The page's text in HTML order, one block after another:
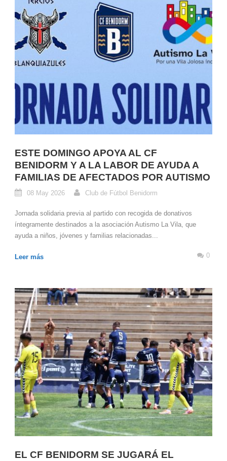
ESTE DOMINGO APOYA AL CF
BENIDORM Y A LA LABOR DE AYUDA A
FAMILIAS DE AFECTADOS POR AUTISMO
08 May 2026 Club de Fútbol Benidorm
Jornada solidaria previa al partido con recogida de donativos
íntegramente destinados a la asociación Autismo La Vila, que
ayuda a niños, jóvenes y familias relacionadas...
Leer más 0
EL CF BENIDORM SE JUGARÁ EL